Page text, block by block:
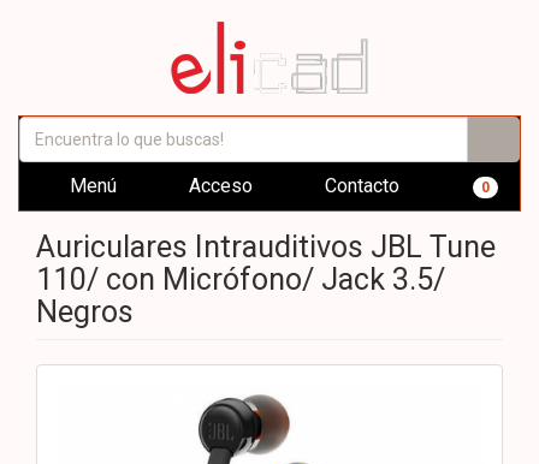
Menú Acceso Contacto 0
Auriculares Intrauditivos JBL Tune
110/ con Micrófono/ Jack 3.5/
Negros